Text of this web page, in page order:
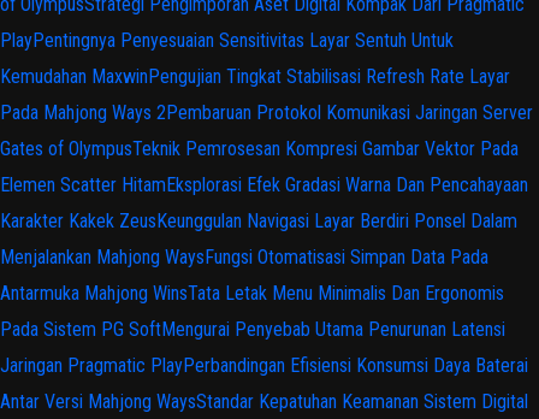
PlayPentingnya Penyesuaian Sensitivitas Layar Sentuh Untuk
Kemudahan MaxwinPengujian Tingkat Stabilisasi Refresh Rate Layar
Pada Mahjong Ways 2Pembaruan Protokol Komunikasi Jaringan Server
Gates of OlympusTeknik Pemrosesan Kompresi Gambar Vektor Pada
Elemen Scatter HitamEksplorasi Efek Gradasi Warna Dan Pencahayaan
Karakter Kakek ZeusKeunggulan Navigasi Layar Berdiri Ponsel Dalam
Menjalankan Mahjong WaysFungsi Otomatisasi Simpan Data Pada
Antarmuka Mahjong WinsTata Letak Menu Minimalis Dan Ergonomis
Pada Sistem PG SoftMengurai Penyebab Utama Penurunan Latensi
Jaringan Pragmatic PlayPerbandingan Efisiensi Konsumsi Daya Baterai
Antar Versi Mahjong WaysStandar Kepatuhan Keamanan Sistem Digital